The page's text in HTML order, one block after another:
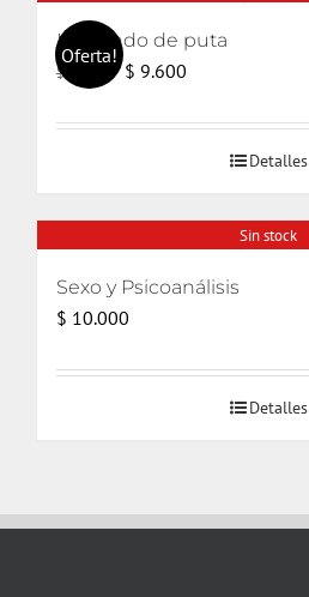
Oferta!
Haciendo de puta
$
El
original
$ 9.600
actual
Detalles
Sin stock
Sexo y Psicoanálisis
$ 10.000
Detalles